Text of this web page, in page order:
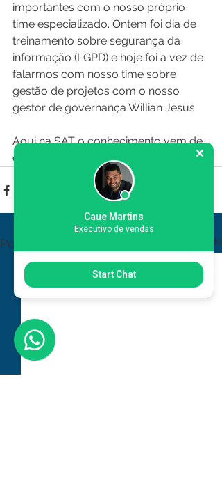
importantes com o nosso próprio
time especializado. Ontem foi dia de
treinamento sobre segurança da
informação (LGPD) e hoje foi a vez de
falarmos com nosso time sobre
gestão de projetos com o nosso
gestor de governança Willian Jesus
Aqui na SAT o conhecimento vem de
casa =)
Posts recentes Ver tudo
Caue Martins
Executivo de vendas
Start Chat